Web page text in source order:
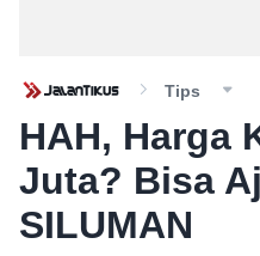
Tips
HAH, Harga
Juta? Bisa
SILUMAN